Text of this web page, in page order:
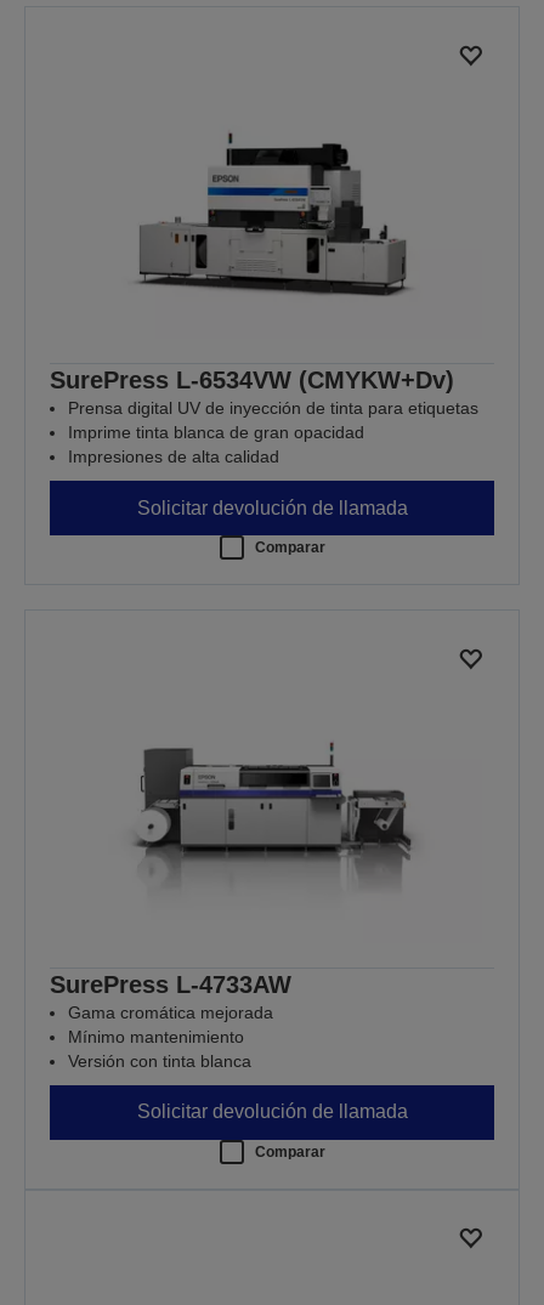
SurePress L-6534VW (CMYKW+Dv)
Prensa digital UV de inyección de tinta para etiquetas
Imprime tinta blanca de gran opacidad
Impresiones de alta calidad
Solicitar devolución de llamada
Comparar
SurePress L-4733AW
Gama cromática mejorada
Mínimo mantenimiento
Versión con tinta blanca
Solicitar devolución de llamada
Comparar